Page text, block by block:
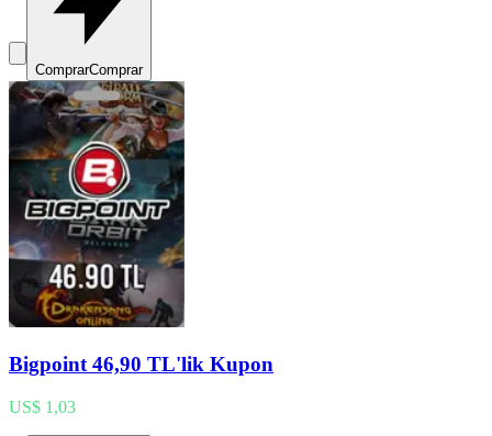
ComprarComprar
Bigpoint 46,90 TL'lik Kupon
US$ 1,03